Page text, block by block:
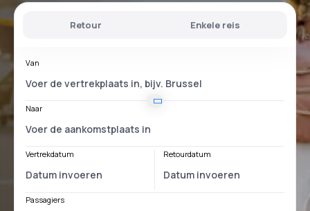
Retour Enkele reis
Van
Naar
Vertrekdatum Retourdatum
Passagiers